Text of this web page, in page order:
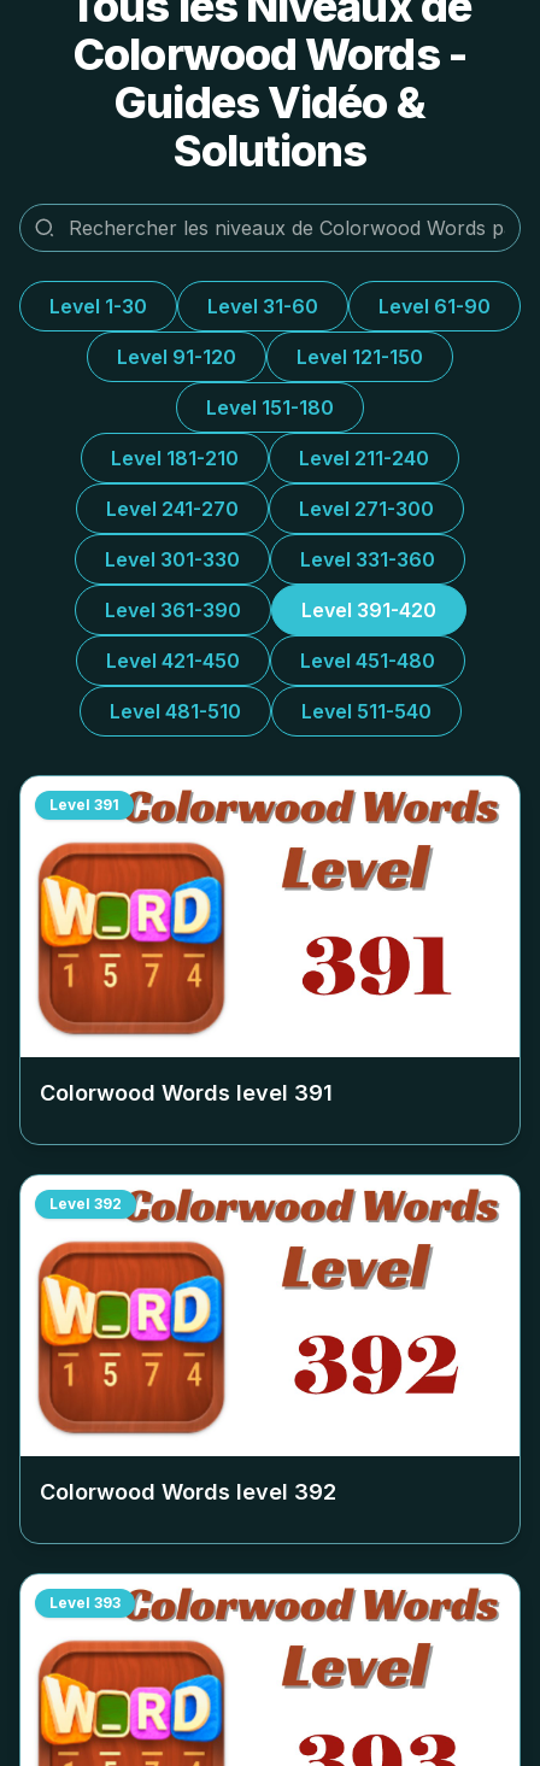
Colorwood Words -
Guides Vidéo &
Solutions
Level 1-30 Level 31-60 Level 61-90
Level 91-120 Level 121-150
Level 151-180
Level 181-210 Level 211-240
Level 241-270 Level 271-300
Level 301-330 Level 331-360
Level 361-390 Level 391-420
Level 421-450 Level 451-480
Level 481-510 Level 511-540
Level 391
Colorwood Words level 391
Level 392
Colorwood Words level 392
Level 393